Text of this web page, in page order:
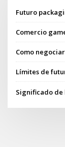
Futuro
Comercio
Como
Límites de
Significado